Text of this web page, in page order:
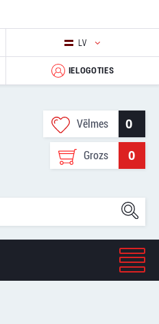
LV
IELOGOTIES
Vēlmes 0
Grozs 0